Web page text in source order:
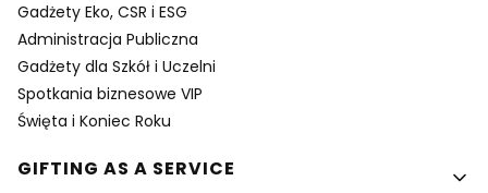
Gadżety Eko, CSR i ESG
Administracja Publiczna
Gadżety dla Szkół i Uczelni
Spotkania biznesowe VIP
Święta i Koniec Roku
GIFTING AS A SERVICE